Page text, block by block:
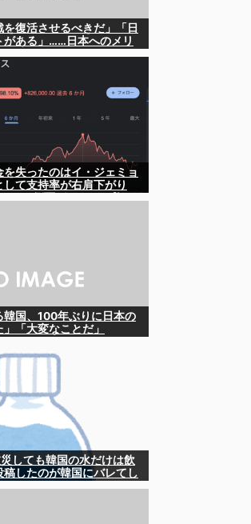
復活させるべきだ」「日
がある」……日本へのメリ
失ったのはイ・ジェミョ
て支持率が右肩下がり
韓国、100年ぶりに日本の
「大変なことだ」
しても韓国の水だけは飲
したのが韓国にバレてし